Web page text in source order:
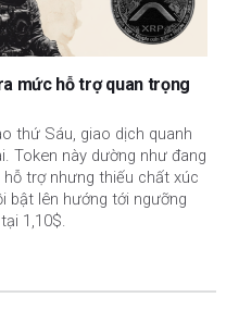
mức hỗ trợ quan trọng
thứ Sáu, giao dịch quanh
Token này dường như đang
trợ nhưng thiếu chất xúc
bật lên hướng tới ngưỡng
1,10$.